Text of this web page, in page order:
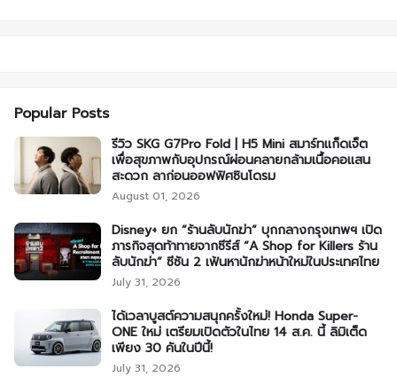
Popular Posts
รีวิว SKG G7Pro Fold | H5 Mini สมาร์ทแก็ดเจ็ต
เพื่อสุขภาพกับอุปกรณ์ผ่อนคลายกล้ามเนื้อคอแสน
สะดวก ลาก่อนออฟฟิศซินโดรม
August 01, 2026
Disney+ ยก “ร้านลับนักฆ่า” บุกกลางกรุงเทพฯ เปิด
ภารกิจสุดท้าทายจากซีรีส์ “A Shop for Killers ร้าน
ลับนักฆ่า” ซีซัน 2 เฟ้นหานักฆ่าหน้าใหม่ในประเทศไทย
July 31, 2026
ได้เวลาบูสต์ความสนุกครั้งใหม่! Honda Super-
ONE ใหม่ เตรียมเปิดตัวในไทย 14 ส.ค. นี้ ลิมิเต็ด
เพียง 30 คันในปีนี้!
July 31, 2026